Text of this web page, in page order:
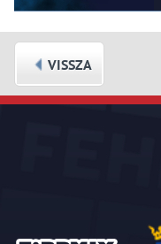
VISSZA